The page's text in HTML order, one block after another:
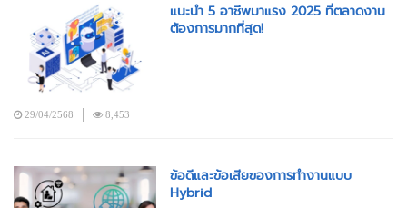
แนะนำ 5 อาชีพมาแรง 2025 ที่ตลาดงาน
ต้องการมากที่สุด!
29/04/2568 8,453
ข้อดีและข้อเสียของการทำงานแบบ
Hybrid